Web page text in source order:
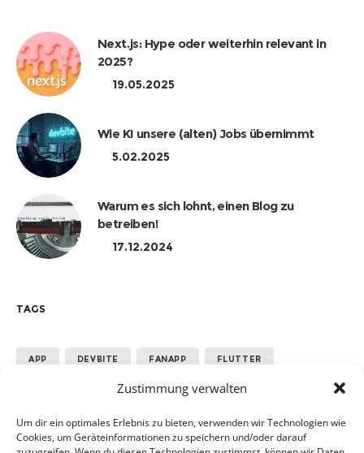
Zustimmung verwalten
Um dir ein optimales Erlebnis zu bieten, verwenden wir Technologien wie
Cookies, um Geräteinformationen zu speichern und/oder darauf
Next.js: Hype oder weiterhin relevant in
2025?
19.05.2025
Wie KI unsere (alten) Jobs übernimmt
5.02.2025
Warum es sich lohnt, einen Blog zu
betreiben!
17.12.2024
TAGS
APP DEVBITE FANAPP FLUTTER
MANNSCHAFT PERFORMANCE
SPORT TEAM